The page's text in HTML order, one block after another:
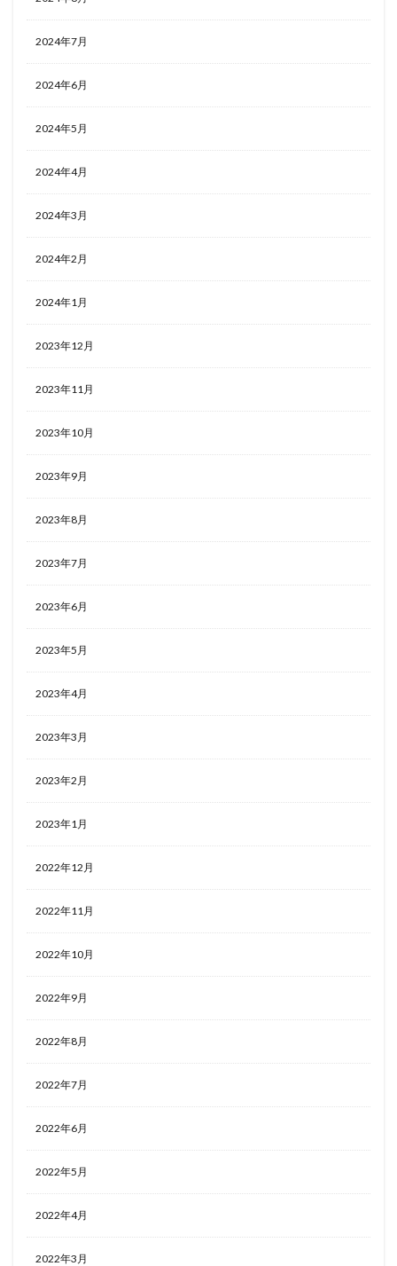
2024年7月
2024年6月
2024年5月
2024年4月
2024年3月
2024年2月
2024年1月
2023年12月
2023年11月
2023年10月
2023年9月
2023年8月
2023年7月
2023年6月
2023年5月
2023年4月
2023年3月
2023年2月
2023年1月
2022年12月
2022年11月
2022年10月
2022年9月
2022年8月
2022年7月
2022年6月
2022年5月
2022年4月
2022年3月